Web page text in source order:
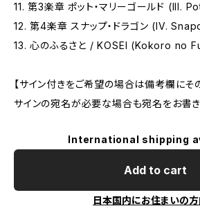
11. 第3楽章 ポット・マリーゴールド (III.
12. 第4楽章 スナップ・ドラゴン (IV.
13. 心のふるさと / KOSEI (Kokoro no
【サイン付きをご希望の場合は備考欄にそ
サインの宛名が必要な場合も宛名をお書き
International shipping
Add to cart
日本国内にお住まいの